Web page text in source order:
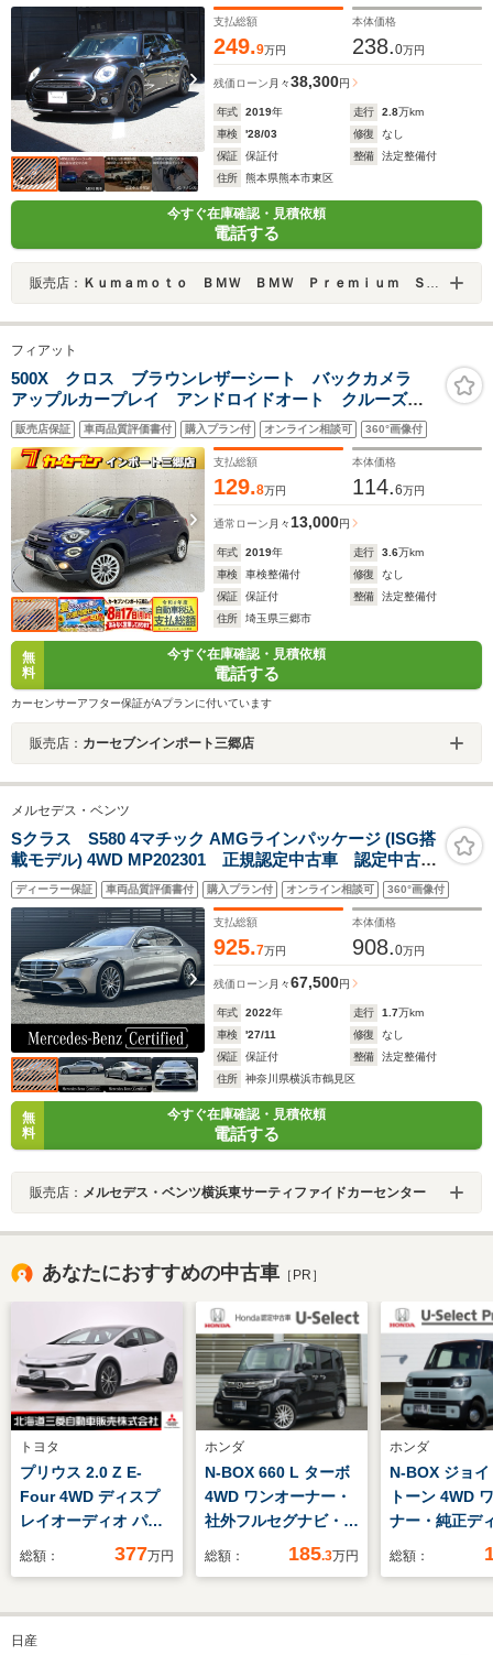
支払総額
249.9万円
本体価格
238.0万円
残価ローン 月々38,300円
年式 2019年 走行 2.8万km
車検
'28/03 修復
なし
保証
保証付 整備
法定整備付
住所
熊本県熊本市東区
今すぐ在庫確認・見積依頼
電話する
販売店： Ｋｕｍａｍｏｔｏ ＢＭＷ ＢＭＷ Ｐｒｅｍｉｕｍ Ｓｅｌｅｃｔｉｏｎ 熊本インター／ＭＩＮＩ ＮＥＸＴ 熊本
フィアット
500X クロス ブラウンレザーシート バックカメラ
アップルカープレイ アンドロイドオート クルーズコ
ントロール シートヒーター プッシュスタート ETC
販売店保証 車両品質評価書付 購入プラン付 オンライン相談可 360°画像付
支払総額
129.8万円
本体価格
114.6万円
通常ローン 月々 13,000円
年式 2019年 走行 3.6万km
車検
車検整備付 修復
なし
保証
保証付 整備
法定整備付
住所
埼玉県三郷市
無
料
今すぐ在庫確認・見積依頼
電話する
カーセンサーアフター保証がAプランに付いています
販売店： カーセブンインポート三郷店
メルセデス・ベンツ
Sクラス S580 4マチック AMGラインパッケージ (ISG搭
載モデル) 4WD MP202301 正規認定中古車 認定中古車
保証2年付き AMGラインパッケージ パノラミックス
ライディングルーフ ブルメスターサラウンドサウンド
システム ACC 360°カメラ オートトランク レーダ
ーセーフティ LED USB
ディーラー保証 車両品質評価書付 購入プラン付 オンライン相談可 360°画像付
支払総額
925.7万円
本体価格
908.0万円
残価ローン 月々67,500円
年式 2022年 走行 1.7万km
車検
'27/11 修復
なし
保証
保証付 整備
法定整備付
住所
神奈川県横浜市鶴見区
無
料
今すぐ在庫確認・見積依頼
電話する
販売店： メルセデス・ベンツ横浜東サーティファイドカーセンター
あなたにおすすめの中古車 ［PR］
トヨタ
プリウス 2.0 Z E-
Four 4WD ディスプ
レイオーディオ パノ
ラマルーフ デジタル
ETC レーンキープア
シスト 横滑り防止装
総額： 377万円
ホンダ
N-BOX 660 L ターボ
4WD ワンオーナー・
社外フルセグナビ・
ETC・両側電動スライ
テーブル・サイドエア
総額： 185.3万円
ホンダ
N-BOX ジョ
トーン 4WD
ナー・純正デ
前席シートヒ
総額：
日産